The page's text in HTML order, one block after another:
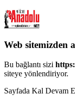
Web sitemizden
Bu bağlantı sizi
siteye yönlendiriyor.
Sayfada Kal Devam